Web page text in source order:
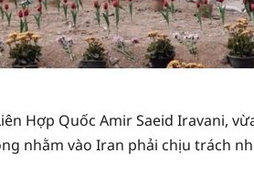
Hợp Quốc Amir Saeid Iravani,
nhằm vào Iran phải chịu trách